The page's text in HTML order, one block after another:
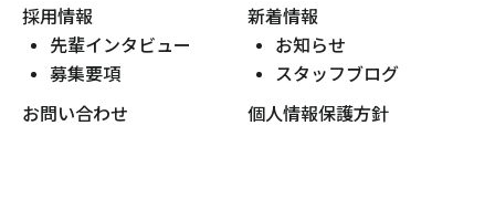
採用情報
先輩インタビュー
募集要項
新着情報
お知らせ
スタッフブログ
お問い合わせ
個人情報保護方針